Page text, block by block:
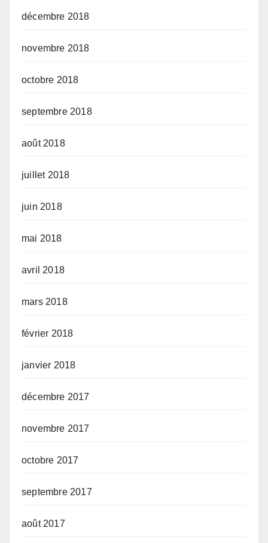
décembre 2018
novembre 2018
octobre 2018
septembre 2018
août 2018
juillet 2018
juin 2018
mai 2018
avril 2018
mars 2018
février 2018
janvier 2018
décembre 2017
novembre 2017
octobre 2017
septembre 2017
août 2017